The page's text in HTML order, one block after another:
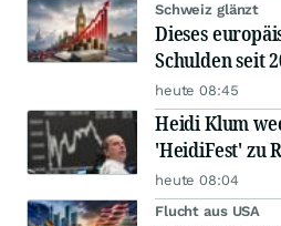
Schweiz glänzt
Dieses
Schulden seit
heute 08:45
Heidi Klum
'HeidiFest' zu
heute 08:04
Flucht aus USA